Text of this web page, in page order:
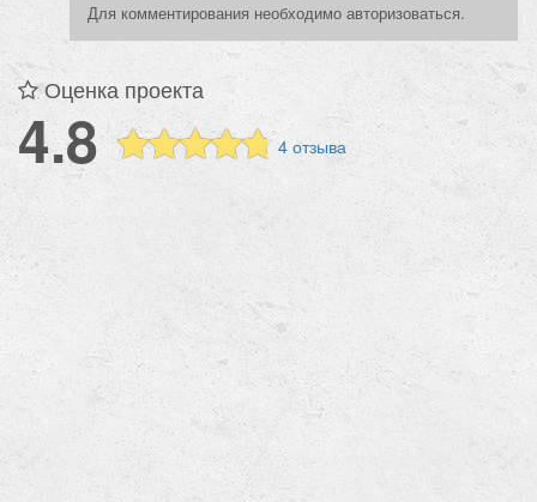
Для комментирования необходимо авторизоваться.
Оценка проекта
4.8 4 отзыва